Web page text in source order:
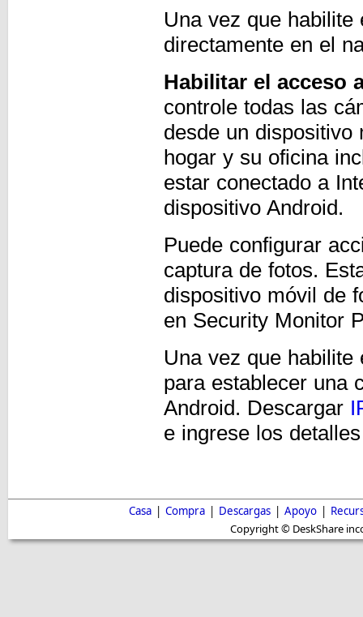
Una vez que
directamente en el
Habilitar el acceso
controle todas las
desde un dispositivo
hogar y su oficina
estar conectado a
dispositivo Android.
Puede configurar
captura de fotos.
dispositivo móvil de
en Security Monitor
Una vez que
para establecer una
Android. Descargar
e ingrese los
Casa | Compra | Descargas | Apoyo |
Copyright © DeskShare